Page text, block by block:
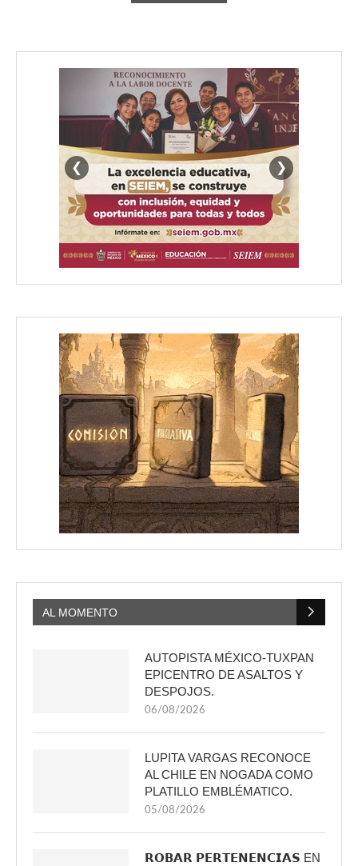
❮ ❯
AL MOMENTO
AUTOPISTA MÉXICO-TUXPAN
EPICENTRO DE ASALTOS Y
DESPOJOS.
06/08/2026
LUPITA VARGAS RECONOCE
AL CHILE EN NOGADA COMO
PLATILLO EMBLÉMATICO.
05/08/2026
𝗥𝗢𝗕𝗔𝗥 𝗣𝗘𝗥𝗧𝗘𝗡𝗘𝗡𝗖𝗜𝗔𝗦 EN